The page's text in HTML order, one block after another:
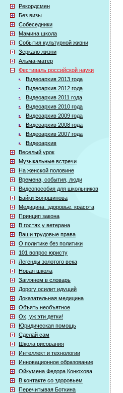
Рекордсмен
Без визы
Собеседники
Мамина школа
События культурной жизни
Зеркало жизни
Альма-матер
Фестиваль российской науки
Видеоархив 2013 года
Видеоархив 2012 года
Видеоархив 2011 года
Видеоархив 2010 года
Видеоархив 2009 года
Видеоархив 2008 года
Видеоархив 2007 года
Видеоархив
Веселый урок
Музыкальные встречи
На женской половине
Времена, события, люди
Видеопособия для школьников
Байки Бояршинова
Медицина. здоровье. красота
Принцип закона
В гостях у ветерана
Ваши трудовые права
О политике без политики
101 вопрос юристу
Легенды золотого века
Новая школа
Заглянем в словарь
Дорогу осилит идущий
Доказательная медицина
Объять необъятное
Ох, уж эти детки!
Юридическая помощь
Сделай сам
Школа рисования
Интеллект и технологии
Инновационное образование
Ойкумена Федора Конюхова
В контакте со здоровьем
Перечитывая Боткина